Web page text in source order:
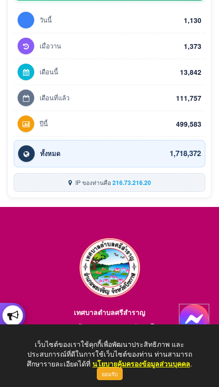
วันนี้ 1,130
เมื่อวาน 1,373
เดือนนี้ 13,842
เดือนที่แล้ว 111,757
ปีนี้ 499,583
ทั้งหมด 1,718,372
IP ของท่านคือ216.73.216.20
เทศบาลตำบลศรีสำราญ
E-mail : saraban_05380203@dla.go.th
เว็บไซต์ของเราใช้คุกกี้เพื่อพัฒนาประสิทธิภาพ และ
ประสบการณ์ที่ดีในการใช้เว็บไซต์ของท่าน ท่านสามารถ
ศึกษารายละเอียดได้ที่ นโยบายคุ้มครองข้อมูลส่วนบุคคล.
ยอมรับ